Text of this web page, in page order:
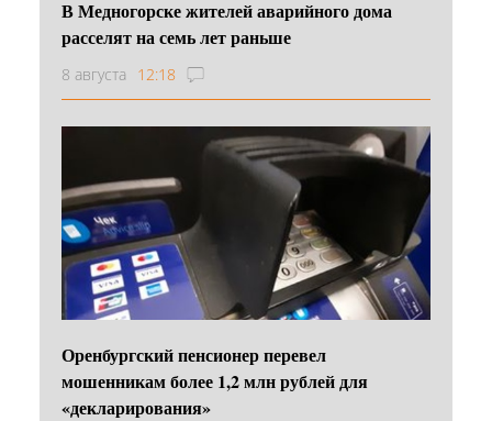
В Медногорске жителей аварийного дома
расселят на семь лет раньше
8 августа 12:18
Оренбургский пенсионер перевел
мошенникам более 1,2 млн рублей для
«декларирования»